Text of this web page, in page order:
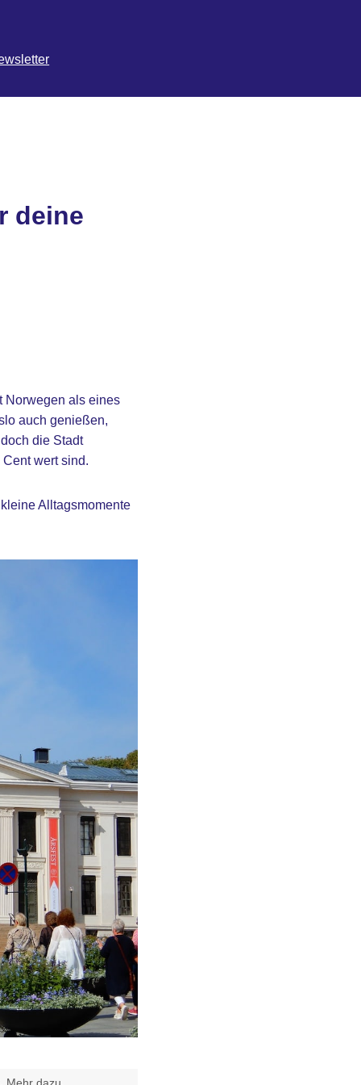
deine
Norwegen als eines
auch genießen,
die Stadt
wert sind.
Alltagsmomente